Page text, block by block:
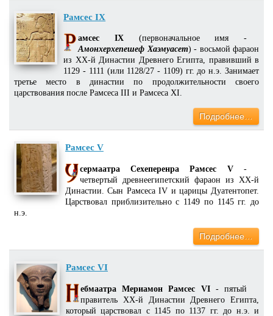
Рамсес IX
амсес IX(первоначальное имя -
Амонхерхепешеф Хаэмуасет) - восьмой фараон
из XX-й Династии Древнего Египта, правивший в
1129 - 1111 (или 1128/27 - 1109) гг. до н.э. Занимает
третье место в династии по продолжительности своего
царствования после Рамсеса III и Рамсеса XI.
Подробнее…
Рамсес V
сермаатра Сехеперенра Рамсес V-
четвертый древнеегипетский фараон из XX-й
Династии. Сын Рамсеса IV и царицы Дуатентопет.
Царствовал приблизительно с 1149 по 1145 гг. до
н.э.
Подробнее…
Рамсес VI
ебмаатра Мериамон Рамсес VI- пятый
правитель XX-й Династии Древнего Египта,
который царствовал с 1145 по 1137 гг. до н.э. и